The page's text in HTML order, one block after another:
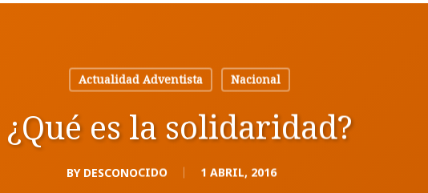
Actualidad Adventista Nacional
¿Qué es la solidaridad?
BY DESCONOCIDO 1 ABRIL, 2016